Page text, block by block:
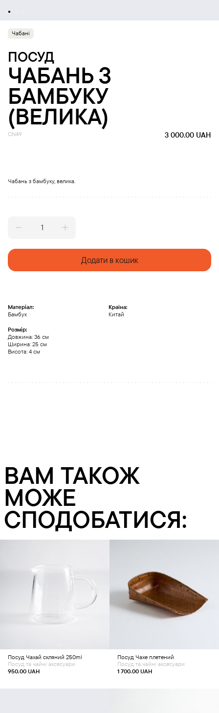
Чабані
ПОСУД
ЧАБАНЬ З
БАМБУКУ
(ВЕЛИКА)
3 000.00 UAH
CN49
Чабань з бамбуку, велика.
(велика)
Додати в кошик
Матеріал:
Бамбук
Країна:
Китай
Розмір:
Довжина: 36 см
Ширина: 25 см
Висота: 4 см
ВАМ ТАКОЖ
МОЖЕ
СПОДОБАТИСЯ:
Додати в кошик
Посуд Чахай скляний 250ml
950.00 UAH
Посуд та чайні аксесуари
Додати в кошик
Посуд Чахе плетений
1 700.00 UAH
Посуд та чайні аксесуари